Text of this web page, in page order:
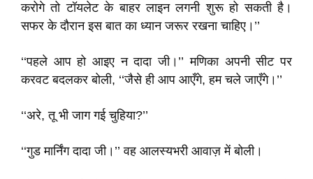
करोगे तो टॉयलेट के बाहर लाइन लगनी शुरू हो सकती है।
सफर के दौरान इस बात का ध्यान जरूर रखना चाहिए।’’
‘‘पहले आप हो आइए न दादा जी।’’ मणिका अपनी सीट पर
करवट बदलकर बोली, ‘‘जैसे ही आप आएँगे, हम चले जाएँगे।’’
‘‘अरे, तू भी जाग गई चुहिया?’’
‘‘गुड मार्निंग दादा जी।’’ वह आलस्यभरी आवाज़ में बोली।